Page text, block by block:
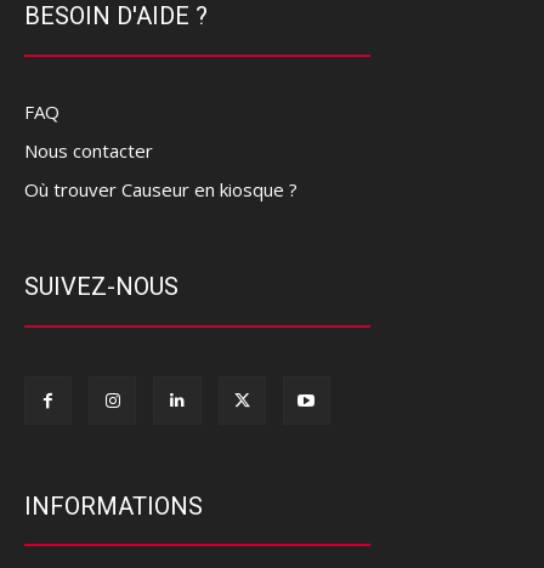
BESOIN D'AIDE ?
FAQ
Nous contacter
Où trouver Causeur en kiosque ?
SUIVEZ-NOUS
INFORMATIONS